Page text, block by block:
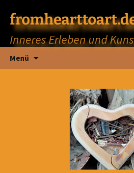
Inneres Erleben und
Menü